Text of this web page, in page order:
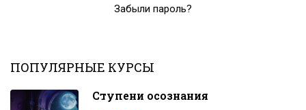
Забыли пароль?
ПОПУЛЯРНЫЕ КУРСЫ
Ступени осознания